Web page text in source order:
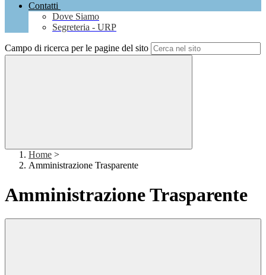
Contatti
Dove Siamo
Segreteria - URP
Campo di ricerca per le pagine del sito
Home >
Amministrazione Trasparente
Amministrazione Trasparente